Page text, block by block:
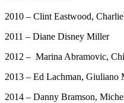
2010 – Clint Eastwood,
2011 – Diane Disney Miller
2012 – Marina Abramovic,
2013 – Ed Lachman, Giuliano
2014 – Danny Bramson,